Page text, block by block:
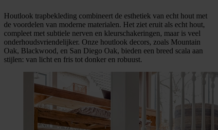
Houtlook trapbekleding combineert de esthetiek van echt hout met
de voordelen van moderne materialen. Het ziet eruit als echt hout,
compleet met subtiele nerven en kleurschakeringen, maar is veel
onderhoudsvriendelijker. Onze houtlook decors, zoals Mountain
Oak, Blackwood, en San Diego Oak, bieden een breed scala aan
stijlen: van licht en fris tot donker en robuust.